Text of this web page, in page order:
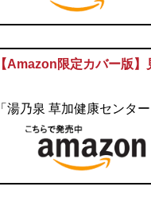
【Amazon限定カバー版
「湯乃泉 草加健康センタ